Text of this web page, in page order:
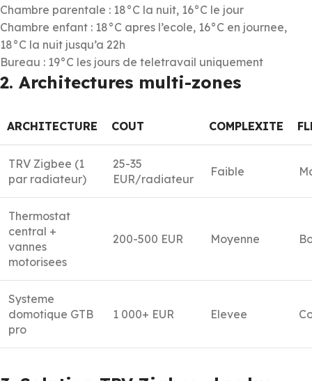
Chambre parentale : 18°C la nuit, 16°C le jour
Chambre enfant : 18°C apres l’ecole, 16°C en journee,
18°C la nuit jusqu’a 22h
Bureau : 19°C les jours de teletravail uniquement
2. Architectures multi-zones
ARCHITECTURE COUT COMPLEXITE
TRV Zigbee (1
par radiateur)
25-35
EUR/radiateur
Faible
Thermostat
central +
vannes
motorisees
200-500 EUR Moyenne
Systeme
domotique GTB
pro
1 000+ EUR Elevee